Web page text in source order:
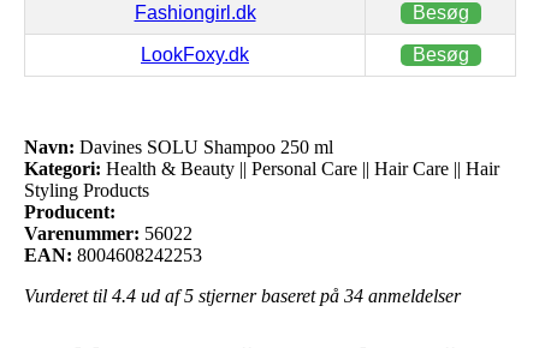
Fashiongirl.dk Besøg
LookFoxy.dk Besøg
Navn: Davines SOLU Shampoo 250 ml
Kategori: Health & Beauty || Personal Care || Hair Care || Hair
Styling Products
Producent:
Varenummer: 56022
EAN: 8004608242253
Vurderet til 4.4 ud af 5 stjerner baseret på 34 anmeldelser